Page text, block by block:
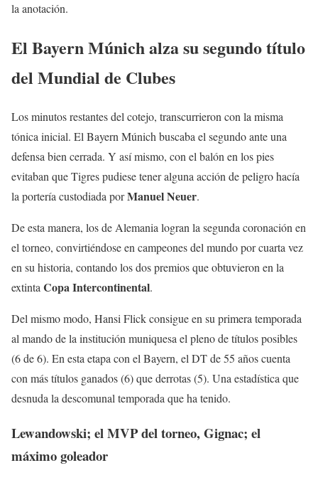
la anotación.
El Bayern Múnich alza su segundo título
del Mundial de Clubes
Los minutos restantes del cotejo, transcurrieron con la misma
tónica inicial. El Bayern Múnich buscaba el segundo ante una
defensa bien cerrada. Y así mismo, con el balón en los pies
evitaban que Tigres pudiese tener alguna acción de peligro hacía
la portería custodiada porManuel Neuer.
De esta manera, los de Alemania logran la segunda coronación en
el torneo, convirtiéndose en campeones del mundo por cuarta vez
en su historia, contando los dos premios que obtuvieron en la
extintaCopa Intercontinental.
Del mismo modo, Hansi Flick consigue en su primera temporada
al mando de la institución muniquesa el pleno de títulos posibles
(6 de 6). En esta etapa con el Bayern, el DT de 55 años cuenta
con más títulos ganados (6) que derrotas (5). Una estadística que
desnuda la descomunal temporada que ha tenido.
Lewandowski; el MVP del torneo, Gignac; el
máximo goleador